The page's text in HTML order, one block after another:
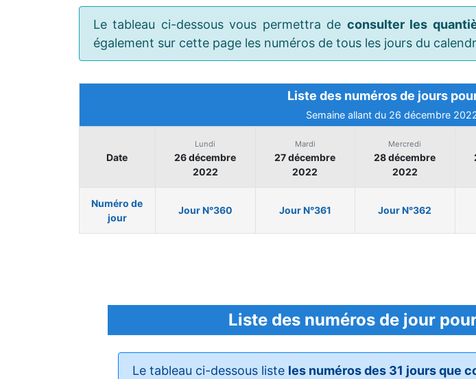
Le tableau ci-dessous vous permettra de consulter les
également sur cette page les numéros de tous les jours du
Liste des numéros de jours
Semaine allant du 26 décembre
Date
Lundi
26 décembre
2022
Mardi
27 décembre
2022
Mercredi
28 décembre
2022
Numéro de
jour
Jour N°360 Jour N°361 Jour N°362
Liste des numéros de jour
Le tableau ci-dessous liste les numéros des 31 jours que